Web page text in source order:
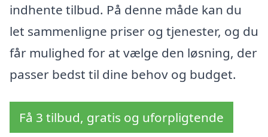
indhente tilbud. På denne måde kan du
let sammenligne priser og tjenester, og du
får mulighed for at vælge den løsning, der
passer bedst til dine behov og budget.
Få 3 tilbud, gratis og uforpligtende